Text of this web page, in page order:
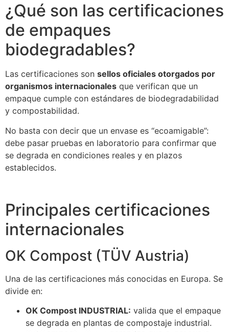
¿Qué son las certificaciones
de empaques
biodegradables?
Las certificaciones son sellos oficiales otorgados por
organismos internacionales que verifican que un
empaque cumple con estándares de biodegradabilidad
y compostabilidad.
No basta con decir que un envase es “ecoamigable”:
debe pasar pruebas en laboratorio para confirmar que
se degrada en condiciones reales y en plazos
establecidos.
Principales certificaciones
internacionales
OK Compost (TÜV Austria)
Una de las certificaciones más conocidas en Europa. Se
divide en:
OK Compost INDUSTRIAL: valida que el empaque
se degrada en plantas de compostaje industrial.